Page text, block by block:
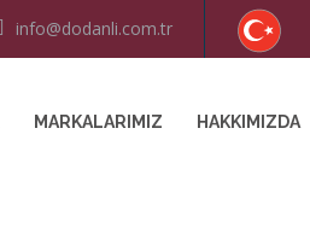
info@dodanli.com.tr
MARKALARIMIZ HAKKIMIZDA